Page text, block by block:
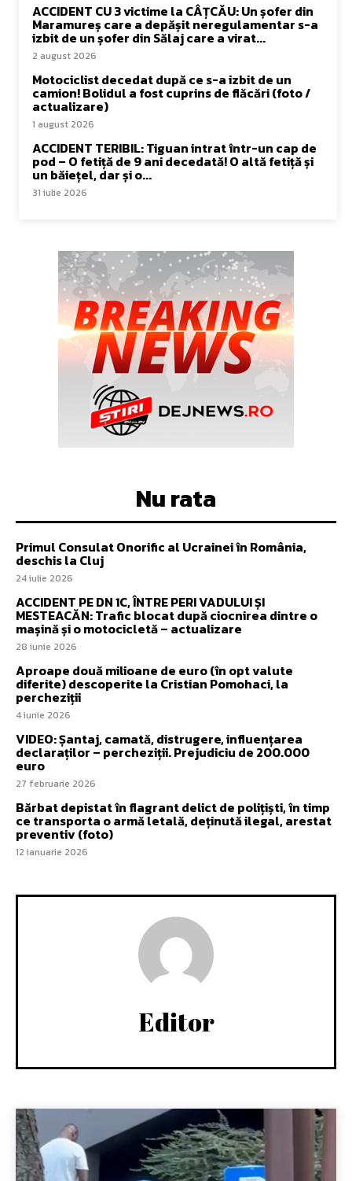
ACCIDENT CU 3 victime la CÂȚCĂU: Un șofer din
Maramureș care a depășit neregulamentar s-a
izbit de un șofer din Sălaj care a virat...
2 august 2026
Motociclist decedat după ce s-a izbit de un
camion! Bolidul a fost cuprins de flăcări (foto /
actualizare)
1 august 2026
ACCIDENT TERIBIL: Tiguan intrat într-un cap de
pod – O fetiță de 9 ani decedată! O altă fetiță și
un băiețel, dar și o...
31 iulie 2026
Nu rata
Primul Consulat Onorific al Ucrainei în România,
deschis la Cluj
24 iulie 2026
ACCIDENT PE DN 1C, ÎNTRE PERI VADULUI ȘI
MESTEACĂN: Trafic blocat după ciocnirea dintre o
mașină și o motocicletă – actualizare
28 iunie 2026
Aproape două milioane de euro (în opt valute
diferite) descoperite la Cristian Pomohaci, la
percheziții
4 iunie 2026
VIDEO: Șantaj, camată, distrugere, influențarea
declaraților – percheziții. Prejudiciu de 200.000
euro
27 februarie 2026
Bărbat depistat în flagrant delict de polițiști, în timp
ce transporta o armă letală, deținută ilegal, arestat
preventiv (foto)
12 ianuarie 2026
Editor